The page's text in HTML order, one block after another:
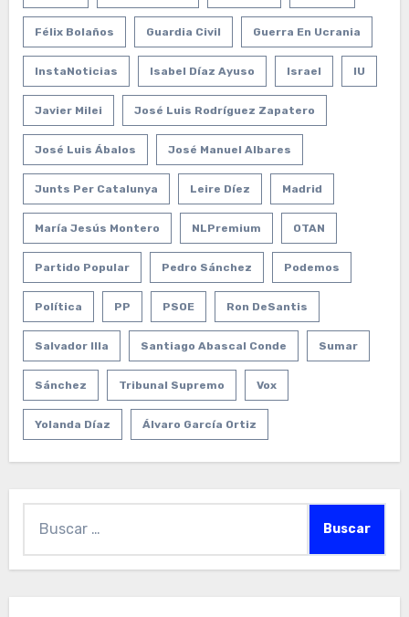
Félix Bolaños Guardia Civil Guerra En Ucrania
InstaNoticias Isabel Díaz Ayuso Israel IU
Javier Milei José Luis Rodríguez Zapatero
José Luis Ábalos José Manuel Albares
Junts Per Catalunya Leire Díez Madrid
María Jesús Montero NLPremium OTAN
Partido Popular Pedro Sánchez Podemos
Política PP PSOE Ron DeSantis
Salvador Illa Santiago Abascal Conde Sumar
Sánchez Tribunal Supremo Vox
Yolanda Díaz Álvaro García Ortiz